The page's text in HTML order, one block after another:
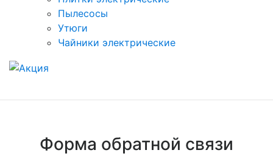
Пылесосы
Утюги
Чайники электрические
Форма обратной связи